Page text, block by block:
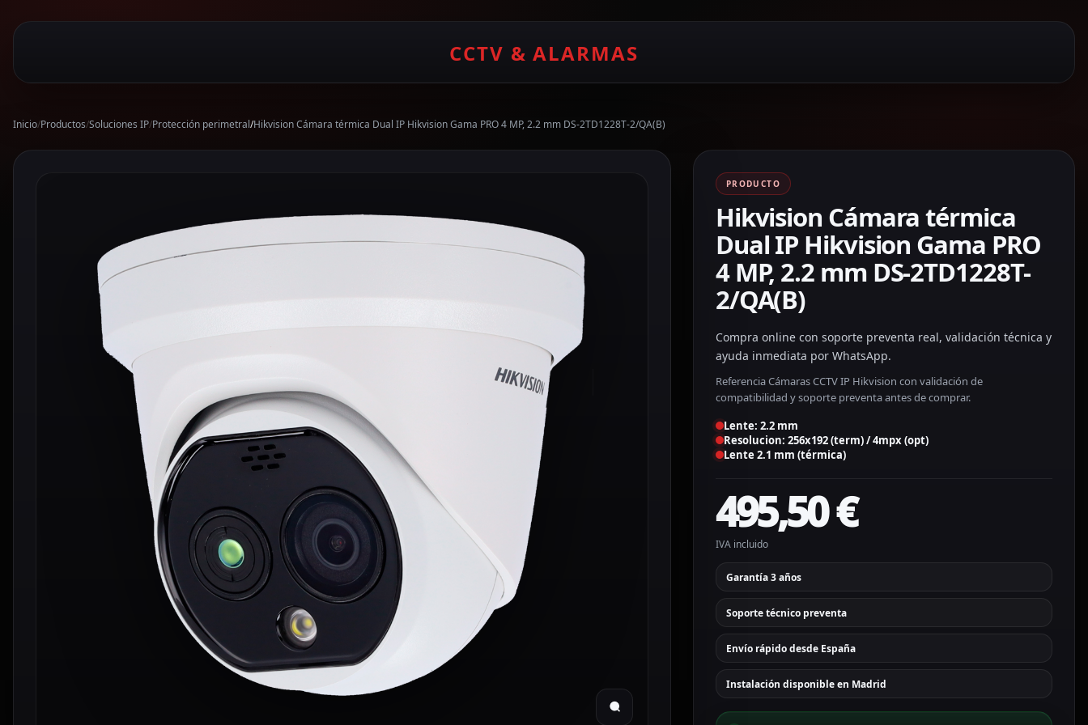
CCTV & ALARMAS
Inicio/Productos/Soluciones IP/Protección perimetral/Hikvision Cámara térmica Dual IP Hikvision Gama PRO 4 MP, 2.2 mm DS-2TD1228T-2/QA(B)
PRODUCTO
Hikvision Cámara térmica
Dual IP Hikvision Gama PRO
4 MP, 2.2 mm DS-2TD1228T-
2/QA(B)
Compra online con soporte preventa real, validación técnica y
ayuda inmediata por WhatsApp.
Referencia Cámaras CCTV IP Hikvision con validación de
compatibilidad y soporte preventa antes de comprar.
Lente: 2.2 mm
Resolucion: 256x192 (term) / 4mpx (opt)
Lente 2.1 mm (térmica)
495,50€
IVA incluido
Garantía 3 años
Soporte técnico preventa
Envío rápido desde España
Instalación disponible en Madrid